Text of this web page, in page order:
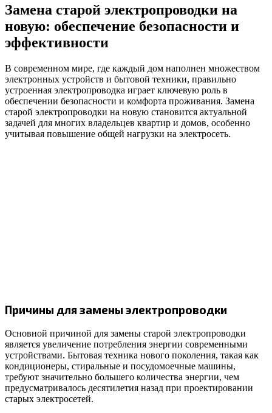
Замена старой электропроводки на
новую: обеспечение безопасности и
эффективности
В современном мире, где каждый дом наполнен множеством
электронных устройств и бытовой техники, правильно
устроенная электропроводка играет ключевую роль в
обеспечении безопасности и комфорта проживания. Замена
старой электропроводки на новую становится актуальной
задачей для многих владельцев квартир и домов, особенно
учитывая повышение общей нагрузки на электросеть.
Причины для замены электропроводки
Основной причиной для замены старой электропроводки
является увеличение потребления энергии современными
устройствами. Бытовая техника нового поколения, такая как
кондиционеры, стиральные и посудомоечные машины,
требуют значительно большего количества энергии, чем
предусматривалось десятилетия назад при проектировании
старых электросетей.